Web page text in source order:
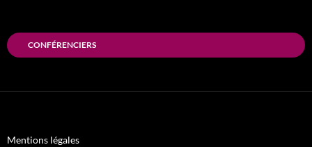
CONFÉRENCIERS
Mentions légales